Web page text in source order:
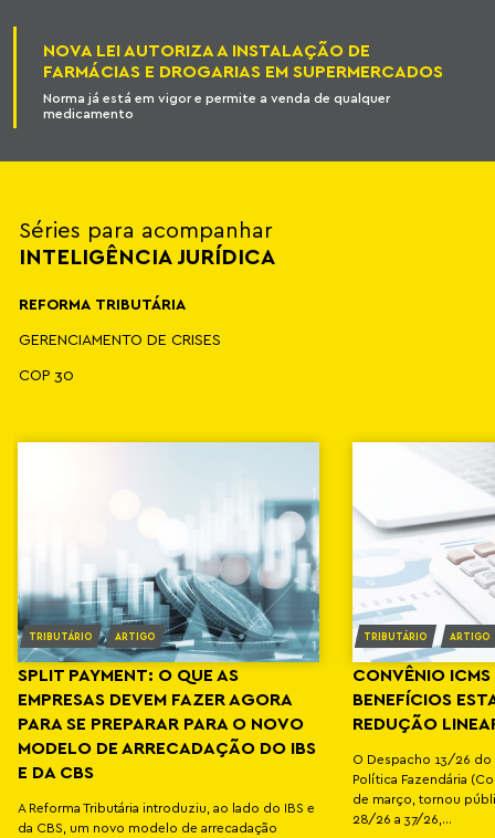
NOVA LEI AUTORIZA A INSTALAÇÃO DE
FARMÁCIAS E DROGARIAS EM SUPERMERCADOS
Norma já está em vigor e permite a venda de qualquer
medicamento
Séries para acompanhar
INTELIGÊNCIA JURÍDICA
REFORMA TRIBUTÁRIA
GERENCIAMENTO DE CRISES
COP 30
TRIBUTÁRIO ARTIGO
SPLIT PAYMENT: O QUE AS
EMPRESAS DEVEM FAZER AGORA
PARA SE PREPARAR PARA O NOVO
MODELO DE ARRECADAÇÃO DO IBS
E DA CBS
A Reforma Tributária introduziu, ao lado do IBS e
da CBS, um novo modelo de arrecadação
TRIBUTÁRIO ARTIGO
CONVÊNIO
BENEFÍCIOS
REDUÇÃO
O Despacho 13/26
Política Fazendária
de março, tornou
28/26 a 37/26,...